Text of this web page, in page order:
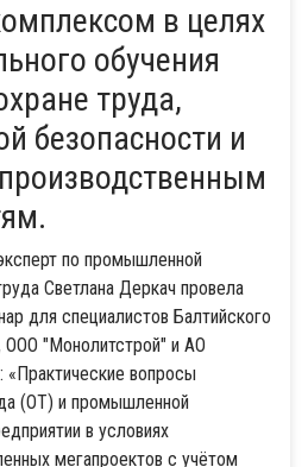
в целях
обучения
труда,
безопасности и
по промышленной
Светлана Деркач провела
для специалистов Балтийского
ООО "Монолитстрой" и АО
вопросы
(ОТ) и промышленной
в условиях
мегапроектов с учётом